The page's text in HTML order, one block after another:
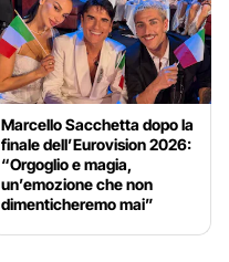
Marcello Sacchetta dopo la
finale dell’Eurovision 2026:
“Orgoglio e magia,
un’emozione che non
dimenticheremo mai”